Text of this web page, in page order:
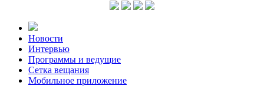
Новости
Интервью
Программы и ведущие
Сетка вещания
Мобильное приложение